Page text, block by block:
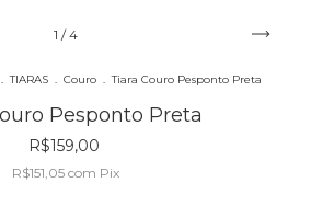
1 /4
. TIARAS . Couro . Tiara Couro Pesponto Preta
Pesponto Preta
R$159,00
R$151,05 com Pix